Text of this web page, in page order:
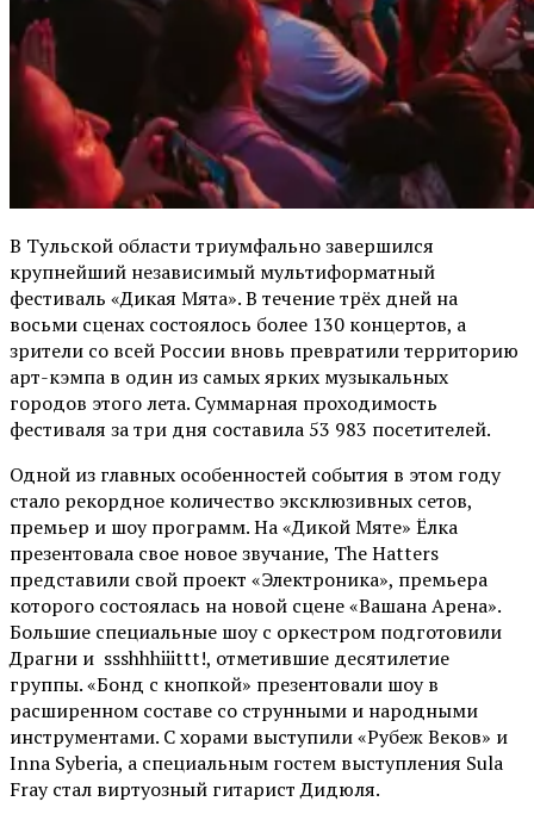
В Тульской области триумфально завершился
крупнейший независимый мультиформатный
фестиваль «Дикая Мята». В течение трёх дней на
восьми сценах состоялось более 130 концертов, а
зрители со всей России вновь превратили территорию
арт-кэмпа в один из самых ярких музыкальных
городов этого лета. Суммарная проходимость
фестиваля за три дня составила 53 983 посетителей.
Одной из главных особенностей события в этом году
стало рекордное количество эксклюзивных сетов,
премьер и шоу программ. На «Дикой Мяте» Ёлка
презентовала свое новое звучание, The Hatters
представили свой проект «Электроника», премьера
которого состоялась на новой сцене «Вашана Арена».
Большие специальные шоу с оркестром подготовили
Драгни и ssshhhiiittt!, отметившие десятилетие
группы. «Бонд с кнопкой» презентовали шоу в
расширенном составе со струнными и народными
инструментами. С хорами выступили «Рубеж Веков» и
Inna Syberia, а специальным гостем выступления Sula
Fray стал виртуозный гитарист Дидюля.